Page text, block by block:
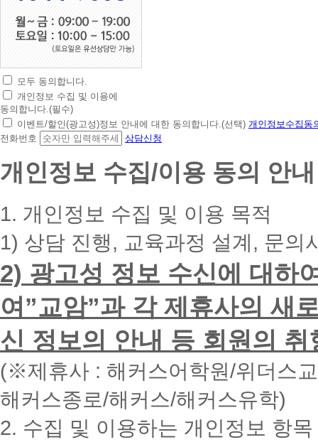
초
간
편
상
담
청
대
폰
입
력
시
면
빠
른
간
내
에
화
드
모두 동의합니다.
개인정보 수집 및 이용에
동의합니다.(필수)
이벤트/할인(광고성)정보 안내에 대한 동의합니다.(선택) 개인정보수집동
전화번호
상담신청
개인정보 수집/이용 동의 안내
1. 개인정보 수집 및 이용 목적
1) 상담 진행, 교육과정 설계, 문의
2) 광고성 정보 수신에 대하
여”교암”과 각 제휴사의 새
신 정보의 안내 등 회원의
(※제휴사 : 해커스어학원/위더스
해커스종로/해커스/해커스유학)
2. 수집 및 이용하는 개인정보 항